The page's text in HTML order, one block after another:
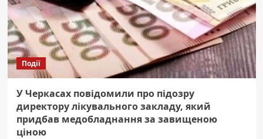
брата
близнюка
Події
У Черкасах повідомили про підозру
директору лікувального закладу, який
придбав медобладнання за завищеною
ціною